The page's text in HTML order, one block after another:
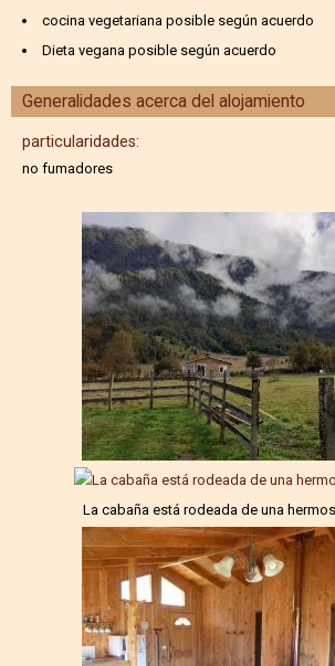
cocina vegetariana posible según acuerdo
Dieta vegana posible según acuerdo
Generalidades acerca del alojamiento
particularidades:
no fumadores
La cabaña está rodeada de una